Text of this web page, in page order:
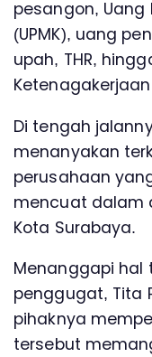
pesangon, Uang
(UPMK), uang
upah, THR,
Di tengah
menanyakan
perusahaan
mencuat dalam
Kota Surabaya.
Menanggapi hal
penggugat, Tita
pihaknya
tersebut